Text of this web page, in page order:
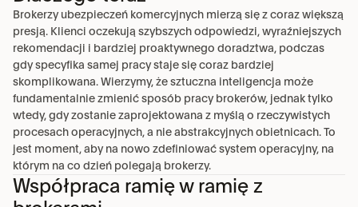
Brokerzy ubezpieczeń komercyjnych mierzą się z coraz większą
presją. Klienci oczekują szybszych odpowiedzi, wyraźniejszych
rekomendacji i bardziej proaktywnego doradztwa, podczas
gdy specyfika samej pracy staje się coraz bardziej
skomplikowana. Wierzymy, że sztuczna inteligencja może
fundamentalnie zmienić sposób pracy brokerów, jednak tylko
wtedy, gdy zostanie zaprojektowana z myślą o rzeczywistych
procesach operacyjnych, a nie abstrakcyjnych obietnicach. To
jest moment, aby na nowo zdefiniować system operacyjny, na
którym na co dzień polegają brokerzy.
Współpraca ramię w ramię z